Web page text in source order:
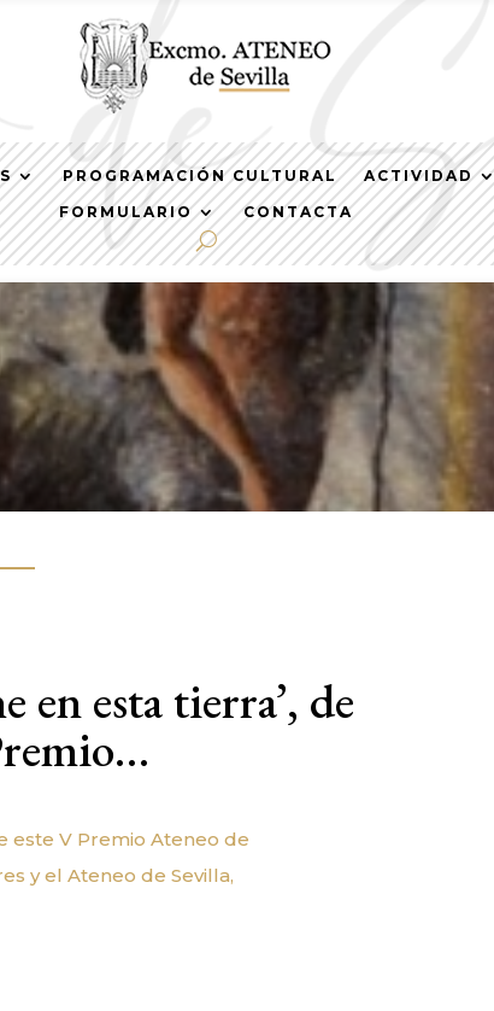
PROGRAMACIÓN CULTURAL ACTIVIDAD
FORMULARIO
CONTACTA
en esta tierra’, de
este V Premio Ateneo de
y el Ateneo de Sevilla,